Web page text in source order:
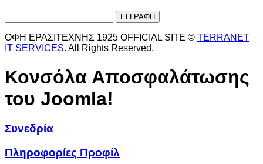
ΟΦΗ ΕΡΑΣΙΤΕΧΝΗΣ 1925 OFFICIAL SITE © TERRANET
IT SERVICES. All Rights Reserved.
Κονσόλα Αποσφαλάτωσης
του Joomla!
Συνεδρία
Πληροφορίες Προφίλ